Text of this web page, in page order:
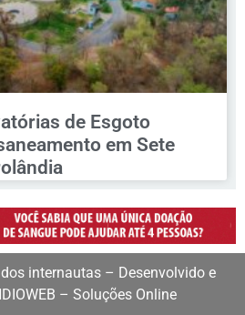
de Esgoto
em Sete
internautas – Desenvolvido e
– Soluções Online